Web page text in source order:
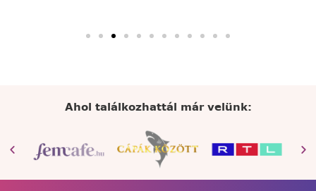
Ahol találkozhattál már velünk: